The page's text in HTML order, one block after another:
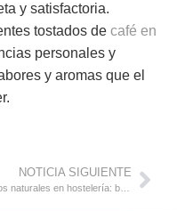
y satisfactoria.
tostados de café en
personales y
y aromas que el
NOTICIA SIGUIENTE
Zumos naturales en hostelería: beneficios, tipos, preparación y más